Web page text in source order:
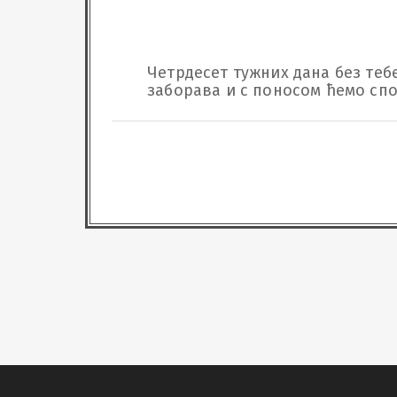
Четрдесет тужних дана без
заборава и с поносом ћемо